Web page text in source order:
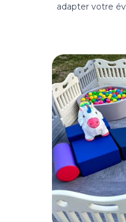
adapter votre